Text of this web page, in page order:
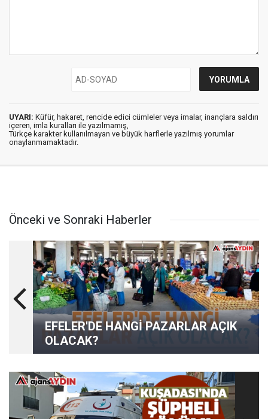
UYARI: Küfür, hakaret, rencide edici cümleler veya imalar, inançlara saldırı
içeren, imla kuralları ile yazılmamış,
Türkçe karakter kullanılmayan ve büyük harflerle yazılmış yorumlar
onaylanmamaktadır.
Önceki ve Sonraki Haberler
EFELER'DE HANGİ PAZARLAR AÇIK
OLACAK?